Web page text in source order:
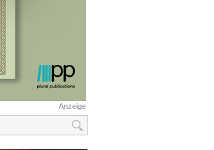
Anzeige